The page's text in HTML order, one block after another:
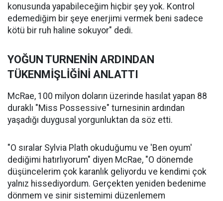
konusunda yapabileceğim hiçbir şey yok. Kontrol
edemediğim bir şeye enerjimi vermek beni sadece
kötü bir ruh haline sokuyor" dedi.
YOĞUN TURNENİN ARDINDAN
TÜKENMİŞLİĞİNİ ANLATTI
McRae, 100 milyon doların üzerinde hasılat yapan 88
duraklı "Miss Possessive" turnesinin ardından
yaşadığı duygusal yorgunluktan da söz etti.
"O sıralar Sylvia Plath okuduğumu ve 'Ben oyum'
dediğimi hatırlıyorum" diyen McRae, "O dönemde
düşüncelerim çok karanlık geliyordu ve kendimi çok
yalnız hissediyordum. Gerçekten yeniden bedenime
dönmem ve sinir sistemimi düzenlemem